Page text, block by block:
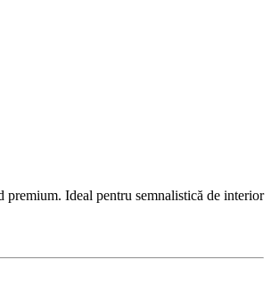
Ideal pentru semnalistică de interior